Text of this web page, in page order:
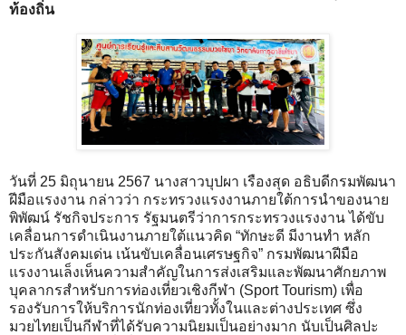
ท้องถิ่น
วันที่ 25 มิถุนายน 2567 นางสาวบุปผา เรืองสุด อธิบดีกรมพัฒนา
ฝีมือแรงงาน กล่าวว่า กระทรวงแรงงานภายใต้การนำของนาย
พิพัฒน์ รัชกิจประการ รัฐมนตรีว่าการกระทรวงแรงงาน ได้ขับ
เคลื่อนการดำเนินงานภายใต้แนวคิด “ทักษะดี มีงานทำ หลัก
ประกันสังคมเด่น เน้นขับเคลื่อนเศรษฐกิจ” กรมพัฒนาฝีมือ
แรงงานเล็งเห็นความสำคัญในการส่งเสริมและพัฒนาศักยภาพ
บุคลากรสำหรับการท่องเที่ยวเชิงกีฬา (Sport Tourism) เพื่อ
รองรับการให้บริการนักท่องเที่ยวทั้งในและต่างประเทศ ซึ่ง
มวยไทยเป็นกีฬาที่ได้รับความนิยมเป็นอย่างมาก นับเป็นศิลปะ